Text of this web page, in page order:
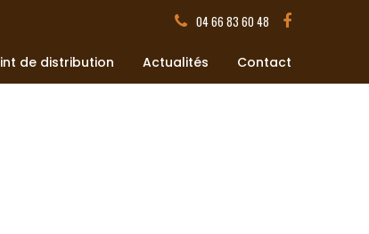
04 66 83 60 48
de distribution Actualités Contact